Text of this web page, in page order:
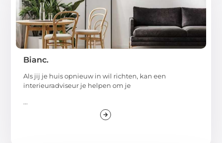
Bianc.
Als jij je huis opnieuw in wil richten, kan een
interieuradviseur je helpen om je
...